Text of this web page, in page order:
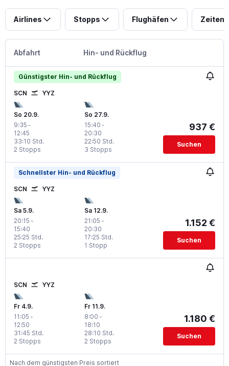
Airlines Stopps Flughäfen Zeiten
Abfahrt Hin- und Rückflug
Günstigster Hin- und Rückflug
SCN YYZ
So 20.9.
9:35 -
12:45
2 Stopps
33:10 Std.
So 27.9.
15:40 -
20:30
3 Stopps
22:50 Std.
937 €
Suchen
Schnellster Hin- und Rückflug
SCN YYZ
Sa 5.9.
20:15 -
15:40
2 Stopps
25:25 Std.
Sa 12.9.
21:05 -
20:30
1 Stopp
17:25 Std.
1.152 €
Suchen
SCN YYZ
Fr 4.9.
11:05 -
12:50
2 Stopps
31:45 Std.
Fr 11.9.
8:00 -
18:10
2 Stopps
28:10 Std.
1.180 €
Suchen
Nach dem günstigsten Preis sortiert